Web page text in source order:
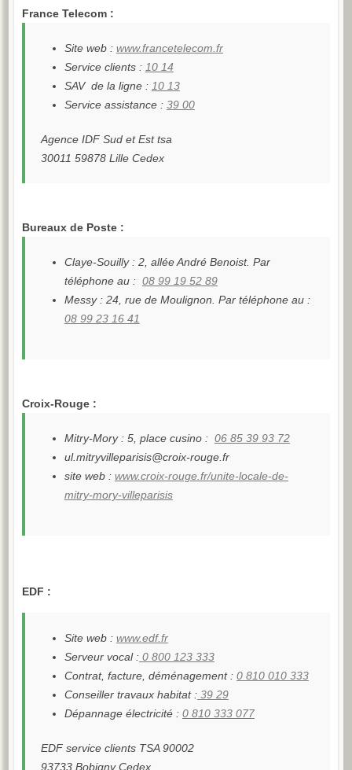
France Telecom :
Site web : www.francetelecom.fr
Service clients : 10 14
SAV de la ligne : 10 13
Service assistance : 39 00
Agence IDF Sud et Est tsa
30011 59878 Lille Cedex
Bureaux de Poste :
Claye-Souilly : 2, allée André Benoist. Par
téléphone au : 08 99 19 52 89
Messy : 24, rue de Moulignon. Par téléphone au :
08 99 23 16 41
Croix-Rouge :
Mitry-Mory : 5, place cusino : 06 85 39 93 72
ul.mitryvilleparisis@croix-rouge.fr
site web : www.croix-rouge.fr/unite-locale-de-
mitry-mory-villeparisis
EDF :
Site web : www.edf.fr
Serveur vocal :0 800 123 333
Contrat, facture, déménagement : 0 810 010 333
Conseiller travaux habitat :39 29
Dépannage électricité : 0 810 333 077
EDF service clients TSA 90002
93733 Bobigny Cedex